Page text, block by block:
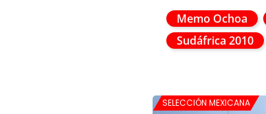
Memo Ochoa
Sudáfrica 2010
SELECCIÓN MEXICANA